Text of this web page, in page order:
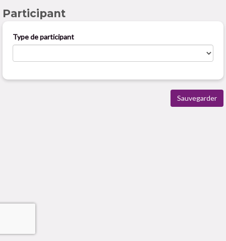
Participant
Type de participant
Sauvegarder